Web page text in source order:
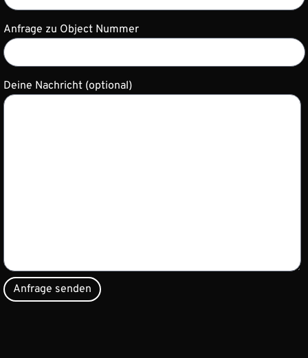
Anfrage zu Object Nummer
Deine Nachricht (optional)